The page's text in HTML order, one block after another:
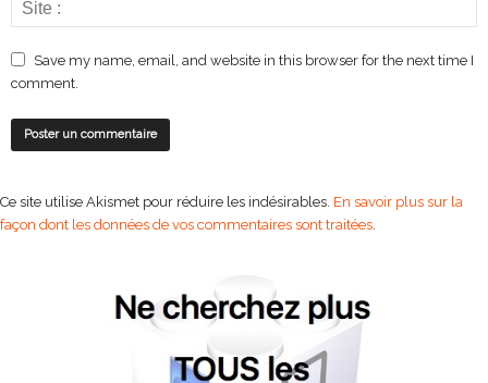
Save my name, email, and website in this browser for the next time I
comment.
Ce site utilise Akismet pour réduire les indésirables. En savoir plus sur la
façon dont les données de vos commentaires sont traitées.